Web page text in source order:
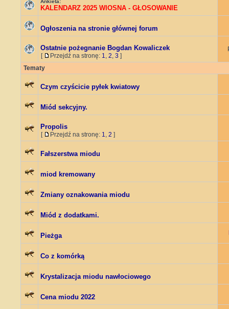
Ankieta:
KALENDARZ 2025 WIOSNA - GŁOSOWANIE
Ogłoszenia na stronie głównej forum
Ostatnie pożegnanie Bogdan Kowaliczek
[ Przejdź na stronę: 1, 2, 3 ]
Tematy
Czym czyścicie pyłek kwiatowy
Miód sekcyjny.
Propolis
[ Przejdź na stronę: 1, 2 ]
Fałszerstwa miodu
miod kremowany
Zmiany oznakowania miodu
Miód z dodatkami.
Pieżga
Co z komórką
Krystalizacja miodu nawłociowego
Cena miodu 2022